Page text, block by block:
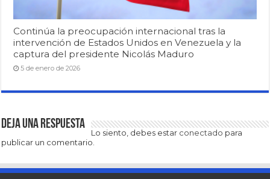
Continúa la preocupación internacional tras la
intervención de Estados Unidos en Venezuela y la
captura del presidente Nicolás Maduro
5 de enero de 2026
Deja una respuesta
Lo siento, debes estar conectado para
publicar un comentario.